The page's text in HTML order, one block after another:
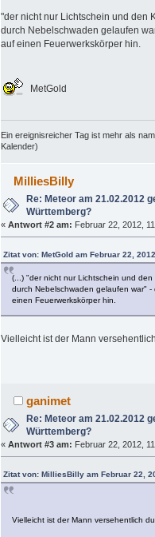
"der nicht nur Lichtschein und den
durch Nebelschwaden gelaufen
auf einen Feuerwerkskörper hin.
MetGold
Ein ereignisreicher Tag ist mehr als
Kalender)
MilliesBilly
Re: Meteor am 21.02.2012
Württemberg?
« Antwort #2 am: Februar 22, 2012,
Zitat von: MetGold am Februar 22,
(...) "der nicht nur Lichtschein und
durch Nebelschwaden gelaufen war"
einen Feuerwerkskörper hin.
Vielleicht ist der Mann
ganimet
Re: Meteor am 21.02.2012
Württemberg?
« Antwort #3 am: Februar 22, 2012,
Zitat von: MilliesBilly am Februar 22,
Vielleicht ist der Mann versehentlich